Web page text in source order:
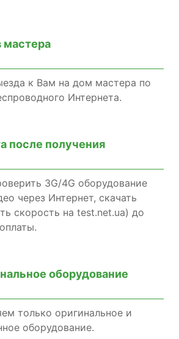
мастера
к Вам на дом мастера по
Интернета.
после получения
3G/4G оборудование
через Интернет, скачать
скорость на test.net.ua) до
оборудование
только оригинальное и
оборудование.